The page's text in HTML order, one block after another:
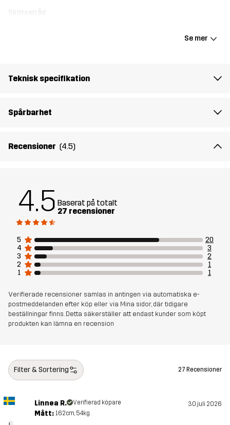
Skötselråd
Undvik att använda diskmedel och se till att det inte finns andra
Vikt 50g
Skapad för
Se mer
Teknisk specifikation
Spårbarhet
Recensioner (4.5)
4.5 Baserat på totalt
27 recensioner
5
20
4
3
3
2
2
1
1
1
Verifierade recensioner samlas in antingen via automatiska e-
postmeddelanden efter köp eller via Mina sidor, där tidigare
beställningar finns. Detta säkerställer att endast kunder som köpt
produkten kan lämna en recension
Filter & Sortering 27 Recensioner
Linnea R. Verifierad köpare 30 juli 2026
Mått: 162cm, 54kg